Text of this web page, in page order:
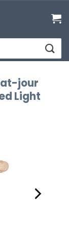
jour
Light